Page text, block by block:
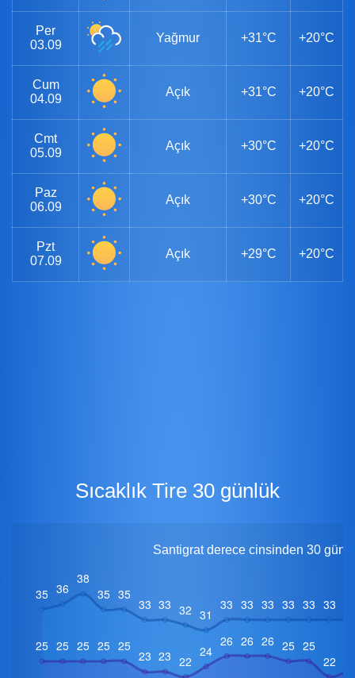
Per
03.09
Yağmur +31°C +20°C
Cum
04.09
Açık +31°C +20°C
Cmt
05.09
Açık +30°C +20°C
Paz
06.09
Açık +30°C +20°C
Pzt
07.09
Açık +29°C +20°C
Sıcaklık Tire 30 günlük
Santigrat derece cinsinden 30